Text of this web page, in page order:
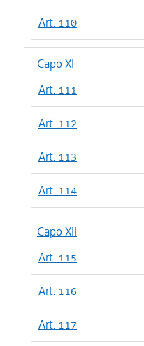
Art. 110
Capo XI
Art. 111
Art. 112
Art. 113
Art. 114
Capo XII
Art. 115
Art. 116
Art. 117